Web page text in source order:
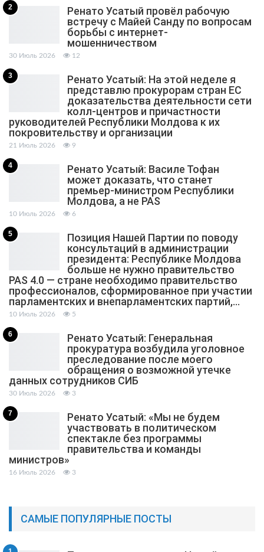
2
Ренато Усатый провёл рабочую
встречу с Майей Санду по вопросам
борьбы с интернет-
мошенничеством
30 Июль 2026 12
3
Ренато Усатый: На этой неделе я
представлю прокурорам стран ЕС
доказательства деятельности сети
колл-центров и причастности
руководителей Республики Молдова к их
покровительству и организации
21 Июль 2026 9
4
Ренато Усатый: Василе Тофан
может доказать, что станет
премьер-министром Республики
Молдова, а не PAS
10 Июль 2026 6
5
Позиция Нашей Партии по поводу
консультаций в администрации
президента: Республике Молдова
больше не нужно правительство
PAS 4.0 — стране необходимо правительство
профессионалов, сформированное при участии
парламентских и внепарламентских партий,…
10 Июль 2026 5
6
Ренато Усатый: Генеральная
прокуратура возбудила уголовное
преследование после моего
обращения о возможной утечке
данных сотрудников СИБ
30 Июль 2026 3
7
Ренато Усатый: «Мы не будем
участвовать в политическом
спектакле без программы
правительства и команды
министров»
16 Июль 2026 3
САМЫЕ ПОПУЛЯРНЫЕ ПОСТЫ